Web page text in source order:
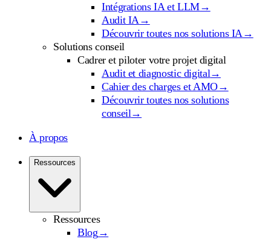
Intégrations IA et LLM→
Audit IA→
Découvrir toutes nos solutions IA→
Solutions conseil
Cadrer et piloter votre projet digital
Audit et diagnostic digital→
Cahier des charges et AMO→
Découvrir toutes nos solutions
conseil→
À propos
Ressources
Ressources
Blog →